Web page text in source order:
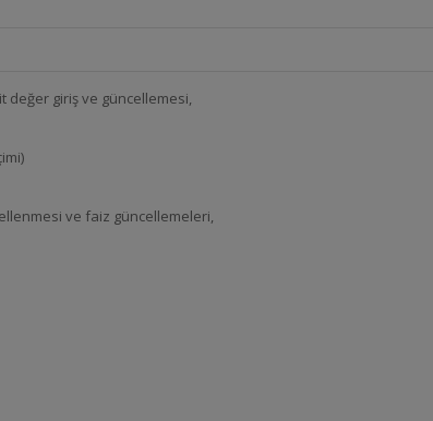
değer giriş ve güncellemesi,
ve faiz güncellemeleri,